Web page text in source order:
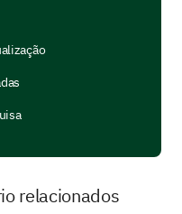
relacionados